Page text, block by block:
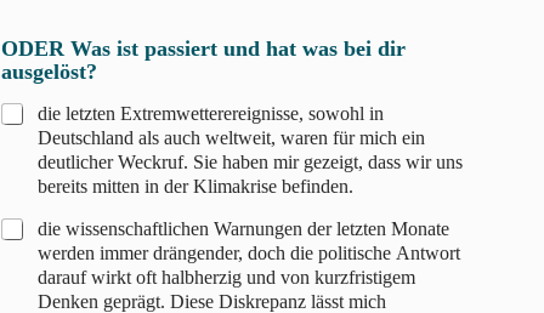
ODER Was ist passiert und hat was bei dir
ausgelöst?
die letzten Extremwetterereignisse, sowohl in
Deutschland als auch weltweit, waren für mich ein
deutlicher Weckruf. Sie haben mir gezeigt, dass wir uns
bereits mitten in der Klimakrise befinden.
die wissenschaftlichen Warnungen der letzten Monate
werden immer drängender, doch die politische Antwort
darauf wirkt oft halbherzig und von kurzfristigem
Denken geprägt. Diese Diskrepanz lässt mich